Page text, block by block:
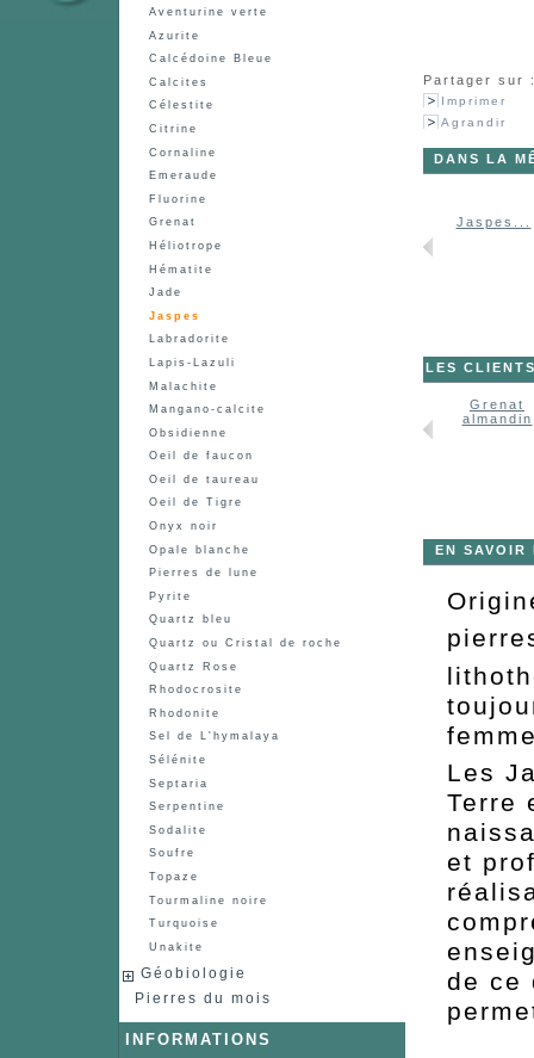
Aventurine verte
Azurite
Calcédoine Bleue
Calcites
Célestite
Citrine
Cornaline
Emeraude
Fluorine
Grenat
Héliotrope
Hématite
Jade
Jaspes
Labradorite
Lapis-Lazuli
Malachite
Mangano-calcite
Obsidienne
Oeil de faucon
Oeil de taureau
Oeil de Tigre
Onyx noir
Opale blanche
Pierres de lune
Pyrite
Quartz bleu
Quartz ou Cristal de roche
Quartz Rose
Rhodocrosite
Rhodonite
Sel de L'hymalaya
Sélénite
Septaria
Serpentine
Sodalite
Soufre
Topaze
Tourmaline noire
Turquoise
Unakite
Géobiologie
Pierres du mois
INFORMATIONS
Partager sur
Imprimer
Agrandir
DANS LA
Jaspes...
LES
Grenat
almandin
EN SAVOIR
Les
Terre
et
de ce